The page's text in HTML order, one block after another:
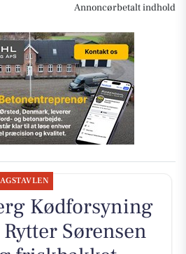
Annoncørbetalt indhold
Kødforsyning
Sørensen